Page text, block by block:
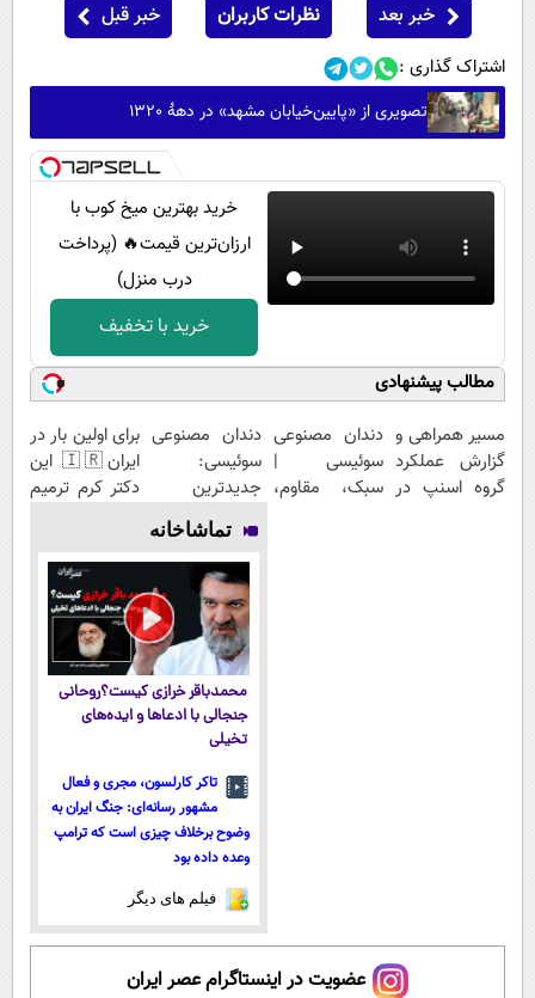
خبر بعد نظرات کاربران خبر قبل
اشتراک گذاری :
تصویری از «پایین‌خیابان مشهد» در دهۀ 1320
خرید بهترین میخ کوب با
ارزان‌ترین قیمت🔥 (پرداخت
درب منزل)
خرید با تخفیف
مطالب پیشنهادی
مسیر همراهی و
گزارش عملکرد
گروه اسنپ در
دندان مصنوعی
سوئیسی |
سبک، مقاوم،
دندان مصنوعی
سوئیسی:
جدیدترین
فناوری اروپا،
سبک و مقاوم |
پرداخت قسطی
برای اولین بار در
ایران🇮🇷 این
دکتر کرم ترمیم
تماشاخانه
محمدباقر خرازی کیست؟روحانی
جنجالی با ادعاها و ایده‌های
تخیلی
تاکر کارلسون، مجری و فعال
مشهور رسانه‌ای: جنگ ایران به
وضوح برخلاف چیزی است که ترامپ
وعده داده بود
فیلم های دیگر
عضویت در اینستاگرام عصر ایران